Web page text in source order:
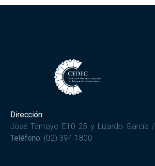
Dirección:
José Tamayo E10 25 y Lizardo García /
Teléfono: (02) 394-1800